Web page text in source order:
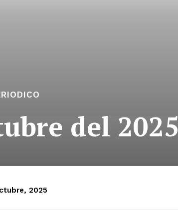
del 2025
2025